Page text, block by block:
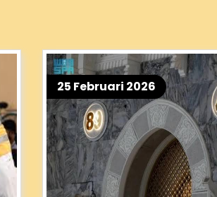
25 Februari 2026